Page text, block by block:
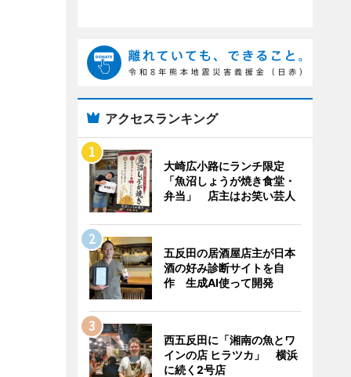
アクセスランキング
大崎広小路にランチ限定
「魚沼しょうが焼き食堂・
弁当」 店主はお笑い芸人
五反田の居酒屋店主が日本
酒の好み診断サイトを自
作 生成AI使って開発
西五反田に「湘南の魚とワ
インの店 ヒラツカ」 横浜
に続く2号店